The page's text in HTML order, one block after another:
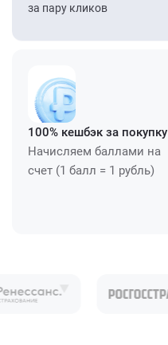
за пару кликов
100% кешбэк за покупку
Начисляем баллами на
счет (1 балл = 1 рубль)